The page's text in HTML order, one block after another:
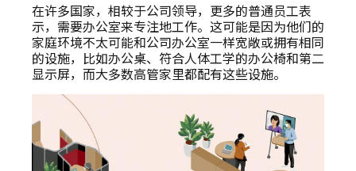
在许多国家，相较于公司领导，更多的普通员工表
示，需要办公室来专注地工作。这可能是因为他们的
家庭环境不太可能和公司办公室一样宽敞或拥有相同
的设施，比如办公桌、符合人体工学的办公椅和第二
显示屏，而大多数高管家里都配有这些设施。